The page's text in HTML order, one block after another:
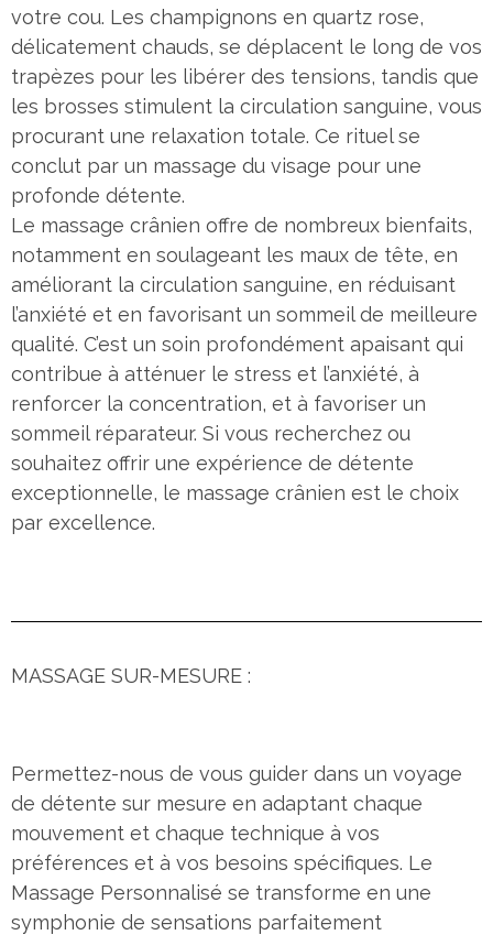
votre cou. Les champignons en quartz rose,
délicatement chauds, se déplacent le long de vos
trapèzes pour les libérer des tensions, tandis que
les brosses stimulent la circulation sanguine, vous
procurant une relaxation totale. Ce rituel se
conclut par un massage du visage pour une
profonde détente.
Le massage crânien offre de nombreux bienfaits,
notamment en soulageant les maux de tête, en
améliorant la circulation sanguine, en réduisant
l’anxiété et en favorisant un sommeil de meilleure
qualité. C’est un soin profondément apaisant qui
contribue à atténuer le stress et l’anxiété, à
renforcer la concentration, et à favoriser un
sommeil réparateur. Si vous recherchez ou
souhaitez offrir une expérience de détente
exceptionnelle, le massage crânien est le choix
par excellence.
MASSAGE SUR-MESURE :
Permettez-nous de vous guider dans un voyage
de détente sur mesure en adaptant chaque
mouvement et chaque technique à vos
préférences et à vos besoins spécifiques. Le
Massage Personnalisé se transforme en une
symphonie de sensations parfaitement